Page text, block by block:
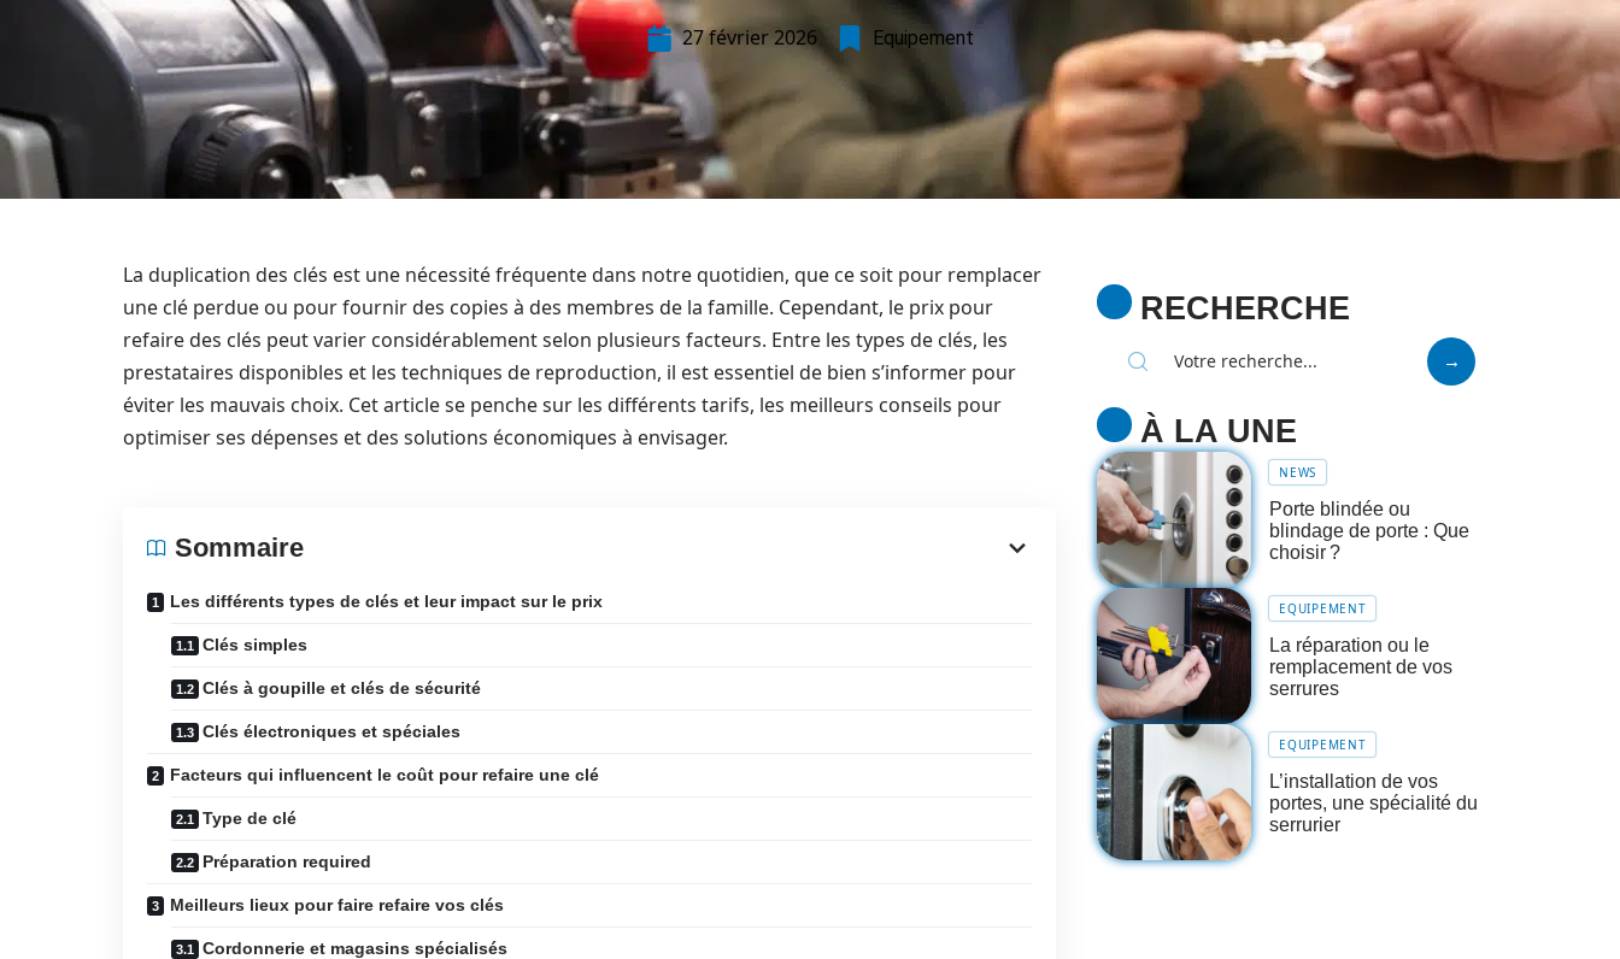
27 février 2026 Equipement
La duplication des clés est une nécessité fréquente dans notre quotidien, que ce soit pour remplacer
une clé perdue ou pour fournir des copies à des membres de la famille. Cependant, le prix pour
refaire des clés peut varier considérablement selon plusieurs facteurs. Entre les types de clés, les
prestataires disponibles et les techniques de reproduction, il est essentiel de bien s’informer pour
éviter les mauvais choix. Cet article se penche sur les différents tarifs, les meilleurs conseils pour
optimiser ses dépenses et des solutions économiques à envisager.
Sommaire
Les différents types de clés et leur impact sur le prix
Clés simples
Clés à goupille et clés de sécurité
Clés électroniques et spéciales
Facteurs qui influencent le coût pour refaire une clé
Type de clé
Préparation required
Meilleurs lieux pour faire refaire vos clés
Cordonnerie et magasins spécialisés
RECHERCHE
À LA UNE
NEWS
Porte blindée ou
blindage de porte : Que
choisir ?
EQUIPEMENT
La réparation ou le
remplacement de vos
serrures
EQUIPEMENT
L’installation de vos
portes, une spécialité du
serrurier